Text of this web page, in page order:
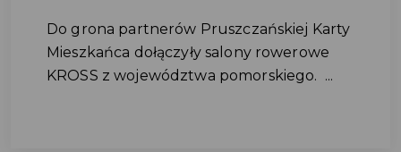
Do grona partnerów Pruszczańskiej Karty
Mieszkańca dołączyły salony rowerowe
KROSS z województwa pomorskiego. ...